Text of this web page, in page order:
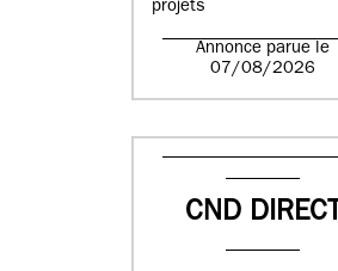
projets
Annonce parue le
07/08/2026
CND DIRECT